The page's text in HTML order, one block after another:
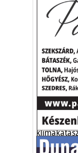
A
ősi